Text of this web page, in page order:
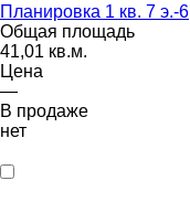
Планировка 1 кв. 7 э.-6
Общая площадь
41,01 кв.м.
Цена
—
В продаже
нет